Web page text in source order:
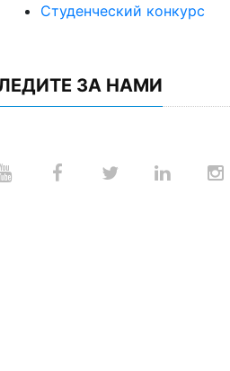
Студенческий конкурс
ЗА НАМИ